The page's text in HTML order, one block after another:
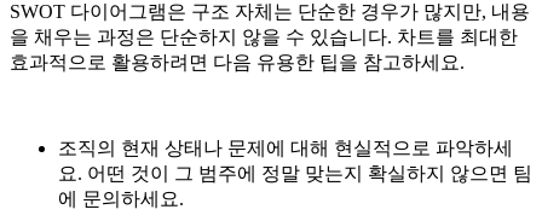
SWOT 다이어그램은 구조 자체는 단순한 경우가 많지만, 내용
을 채우는 과정은 단순하지 않을 수 있습니다. 차트를 최대한
효과적으로 활용하려면 다음 유용한 팁을 참고하세요.
조직의 현재 상태나 문제에 대해 현실적으로 파악하세
요. 어떤 것이 그 범주에 정말 맞는지 확실하지 않으면 팀
에 문의하세요.